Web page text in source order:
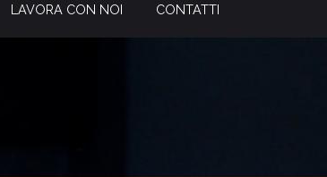
LAVORA CON NOI CONTATTI